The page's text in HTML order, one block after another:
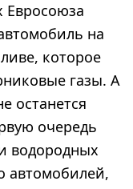
Евросоюза
на
которое
газы. А
останется
очередь
водородных
автомобилей,